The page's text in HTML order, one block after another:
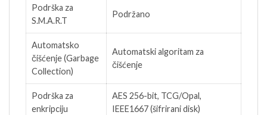
Podrška za
S.M.A.R.T
Podržano
Automatsko
čišćenje (Garbage
Collection)
Automatski algoritam za
čišćenje
Podrška za
enkripciju
AES 256-bit, TCG/Opal,
IEEE1667 (šifrirani disk)